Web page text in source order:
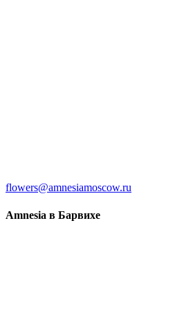
flowers@amnesiamoscow.ru
Amnesia в Барвихе